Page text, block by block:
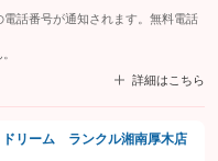
話番号が通知されます。無料電話
詳細はこちら
リーム ランクル湘南厚木店